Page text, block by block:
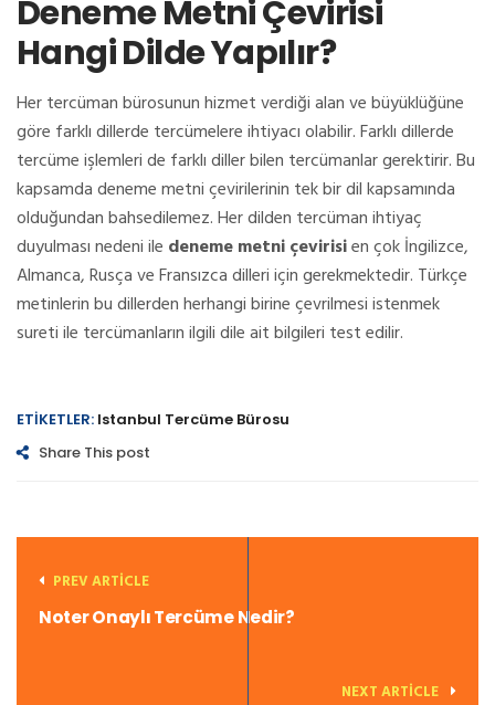
Deneme Metni Çevirisi
Hangi Dilde Yapılır?
Her tercüman bürosunun hizmet verdiği alan ve büyüklüğüne
göre farklı dillerde tercümelere ihtiyacı olabilir. Farklı dillerde
tercüme işlemleri de farklı diller bilen tercümanlar gerektirir. Bu
kapsamda deneme metni çevirilerinin tek bir dil kapsamında
olduğundan bahsedilemez. Her dilden tercüman ihtiyaç
duyulması nedeni ile deneme metni çevirisien çok İngilizce,
Almanca, Rusça ve Fransızca dilleri için gerekmektedir. Türkçe
metinlerin bu dillerden herhangi birine çevrilmesi istenmek
sureti ile tercümanların ilgili dile ait bilgileri test edilir.
ETIKETLER: Istanbul Tercüme Bürosu
Share This post
PREV ARTICLE
Noter Onaylı Tercüme Nedir?
NEXT ARTICLE